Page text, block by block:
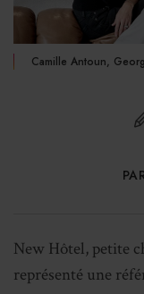
Camille Antoun,
New Hôtel, petite
représenté une